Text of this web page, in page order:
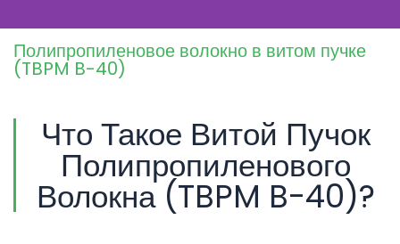
Полипропиленовое волокно в витом пучке
(TBPM B-40)
Что Такое Витой Пучок
Полипропиленового
Волокна (TBPM B-40)?